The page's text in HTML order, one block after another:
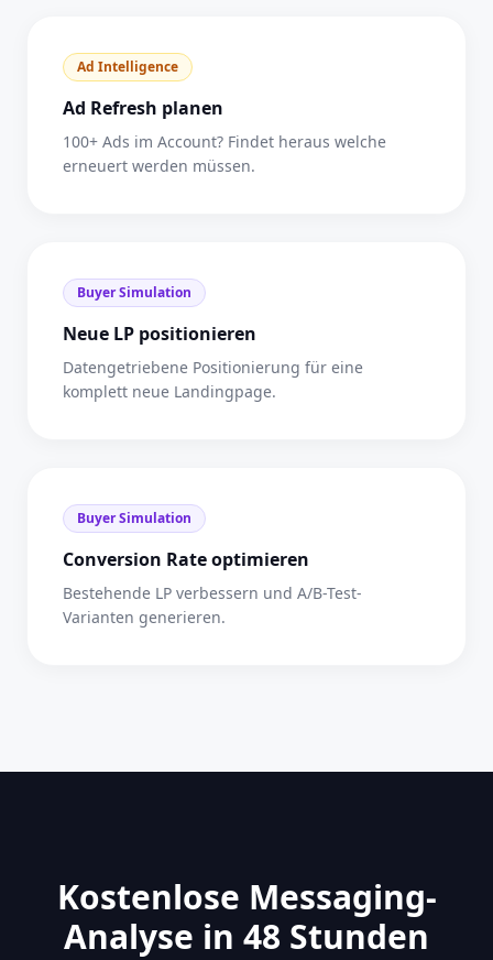
Ad Intelligence
Ad Refresh planen
100+ Ads im Account? Findet heraus welche
erneuert werden müssen.
Buyer Simulation
Neue LP positionieren
Datengetriebene Positionierung für eine
komplett neue Landingpage.
Buyer Simulation
Conversion Rate optimieren
Bestehende LP verbessern und A/B-Test-
Varianten generieren.
Kostenlose Messaging-
Analyse in 48 Stunden